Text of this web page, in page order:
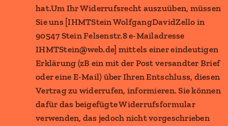
hat.Um Ihr Widerrufsrecht auszuüben, müssen
Sie uns [IHMTStein WolfgangDavidZello in
90547 Stein Felsenstr.8 e-Mailadresse
IHMTStein@web.de] mittels einer eindeutigen
Erklärung (zB ein mit der Post versandter Brief
oder eine E-Mail) über Ihren Entschluss, diesen
Vertrag zu widerrufen, informieren. Sie können
dafür das beigefügte Widerrufsformular
verwenden, das jedoch nicht vorgeschrieben